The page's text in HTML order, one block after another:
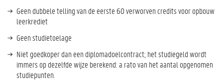
Geen dubbele telling van de eerste 60 verworven credits voor opbouw
leerkrediet
Geen studietoelage
Niet goedkoper dan een diplomadoelcontract; hetstudiegeldwordt
immers op dezelfde wijze berekend: a rato van het aantal opgenomen
studiepunten.